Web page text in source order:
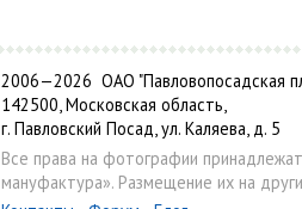
2006—2026 ОАО "Павловопосадская
142500, Московская область,
г. Павловский Посад, ул. Каляева, д. 5
Все права на фотографии
мануфактура». Размещение их на